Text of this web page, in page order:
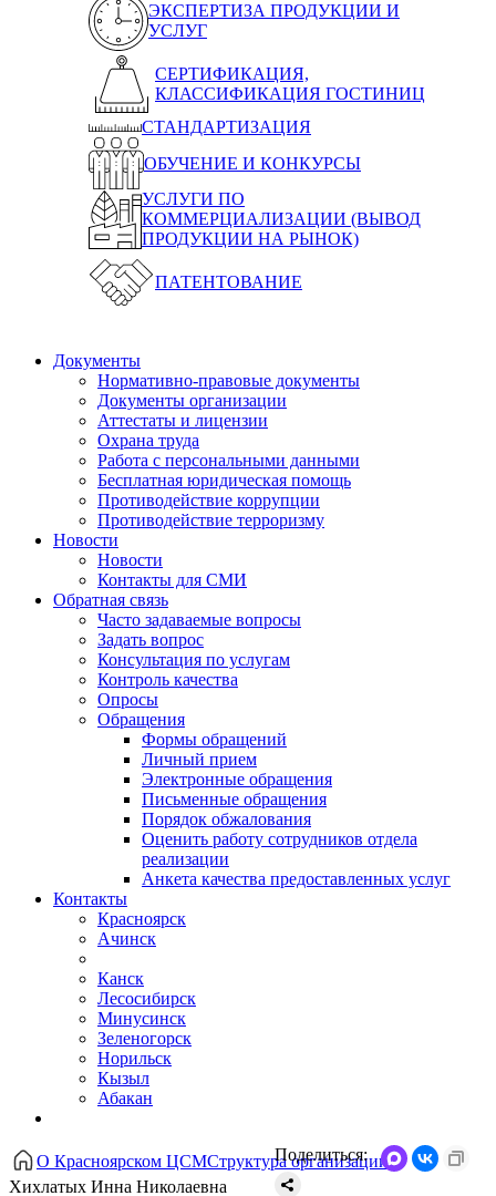
ЭКСПЕРТИЗА ПРОДУКЦИИ И
УСЛУГ
СЕРТИФИКАЦИЯ,
КЛАССИФИКАЦИЯ ГОСТИНИЦ
СТАНДАРТИЗАЦИЯ
ОБУЧЕНИЕ И КОНКУРСЫ
УСЛУГИ ПО
КОММЕРЦИАЛИЗАЦИИ (ВЫВОД
ПРОДУКЦИИ НА РЫНОК)
ПАТЕНТОВАНИЕ
Документы
Нормативно-правовые документы
Документы организации
Аттестаты и лицензии
Охрана труда
Работа с персональными данными
Бесплатная юридическая помощь
Противодействие коррупции
Противодействие терроризму
Новости
Новости
Контакты для СМИ
Обратная связь
Часто задаваемые вопросы
Задать вопрос
Консультация по услугам
Контроль качества
Опросы
Обращения
Формы обращений
Личный прием
Электронные обращения
Письменные обращения
Порядок обжалования
Оценить работу сотрудников отдела
реализации
Анкета качества предоставленных услуг
Контакты
Красноярск
Ачинск
Канск
Лесосибирск
Минусинск
Зеленогорск
Норильск
Кызыл
Абакан
О Красноярском ЦСМСтруктура организации
Хихлатых Инна Николаевна
Поделиться: